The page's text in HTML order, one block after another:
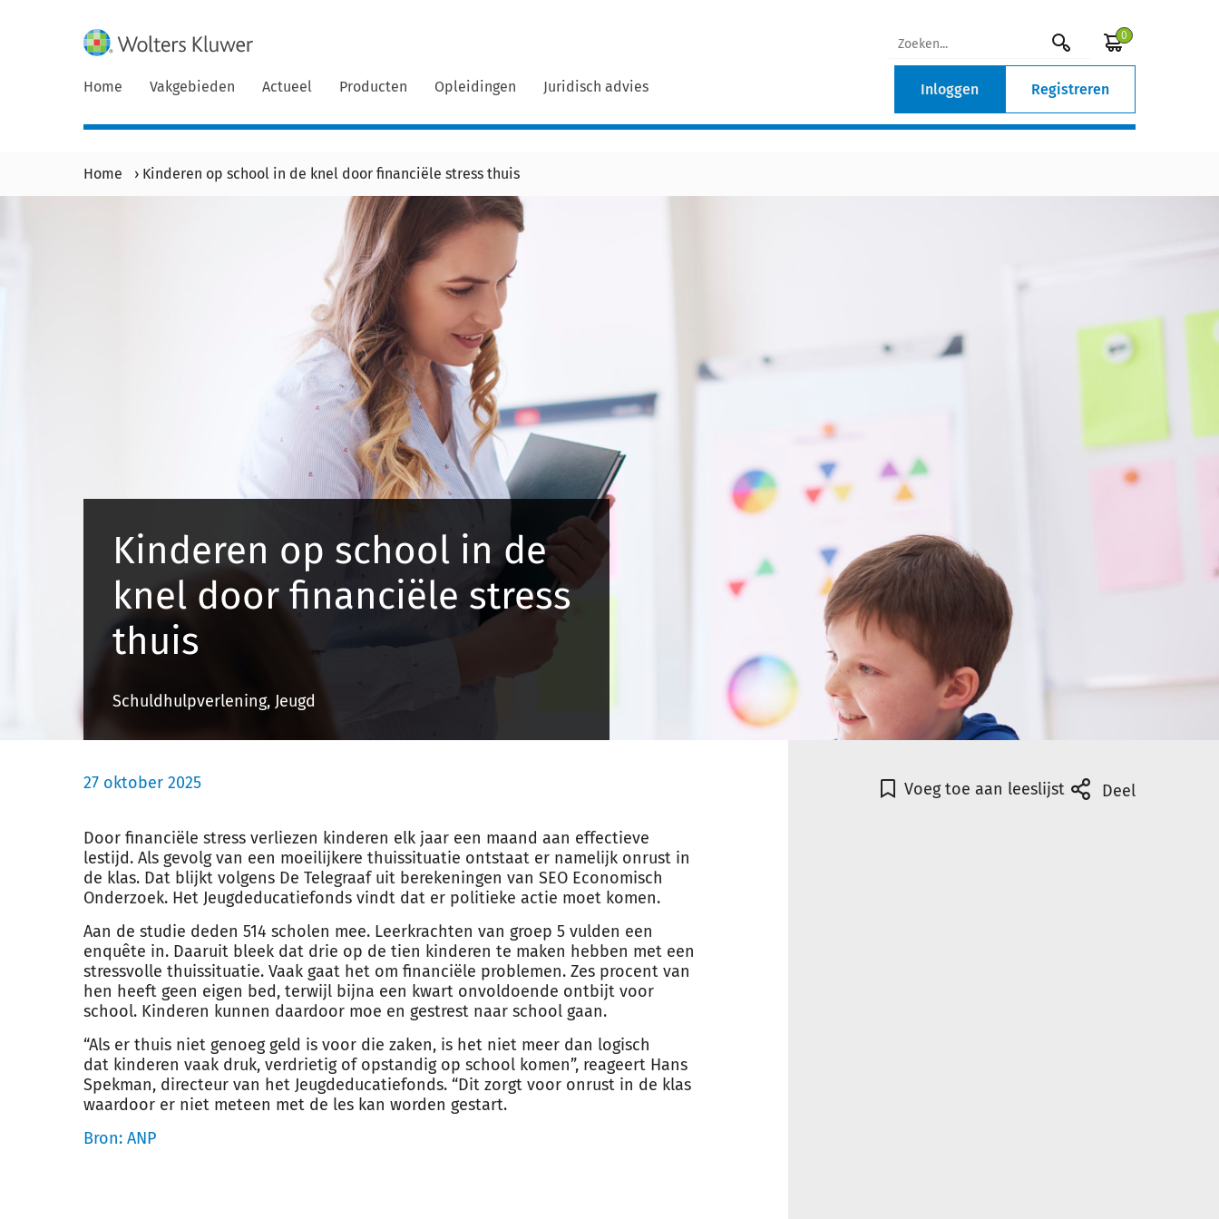
0
Home Vakgebieden Actueel Producten Opleidingen Juridisch advies Inloggen Registreren
Home › Kinderen op school in de knel door financiële stress thuis
Kinderen op school in de
knel door financiële stress
thuis
Schuldhulpverlening, Jeugd
27 oktober 2025
Door financiële stress verliezen kinderen elk jaar een maand aan effectieve
lestijd. Als gevolg van een moeilijkere thuissituatie ontstaat er namelijk onrust in
de klas. Dat blijkt volgens De Telegraaf uit berekeningen van SEO Economisch
Onderzoek. Het Jeugdeducatiefonds vindt dat er politieke actie moet komen.
Aan de studie deden 514 scholen mee. Leerkrachten van groep 5 vulden een
enquête in. Daaruit bleek dat drie op de tien kinderen te maken hebben met een
stressvolle thuissituatie. Vaak gaat het om financiële problemen. Zes procent van
hen heeft geen eigen bed, terwijl bijna een kwart onvoldoende ontbijt voor
school. Kinderen kunnen daardoor moe en gestrest naar school gaan.
“Als er thuis niet genoeg geld is voor die zaken, is het niet meer dan logisch
dat kinderen vaak druk, verdrietig of opstandig op school komen”, reageert Hans
Spekman, directeur van het Jeugdeducatiefonds. “Dit zorgt voor onrust in de klas
waardoor er niet meteen met de les kan worden gestart.
Bron: ANP
Voeg toe aan leeslijst Deel